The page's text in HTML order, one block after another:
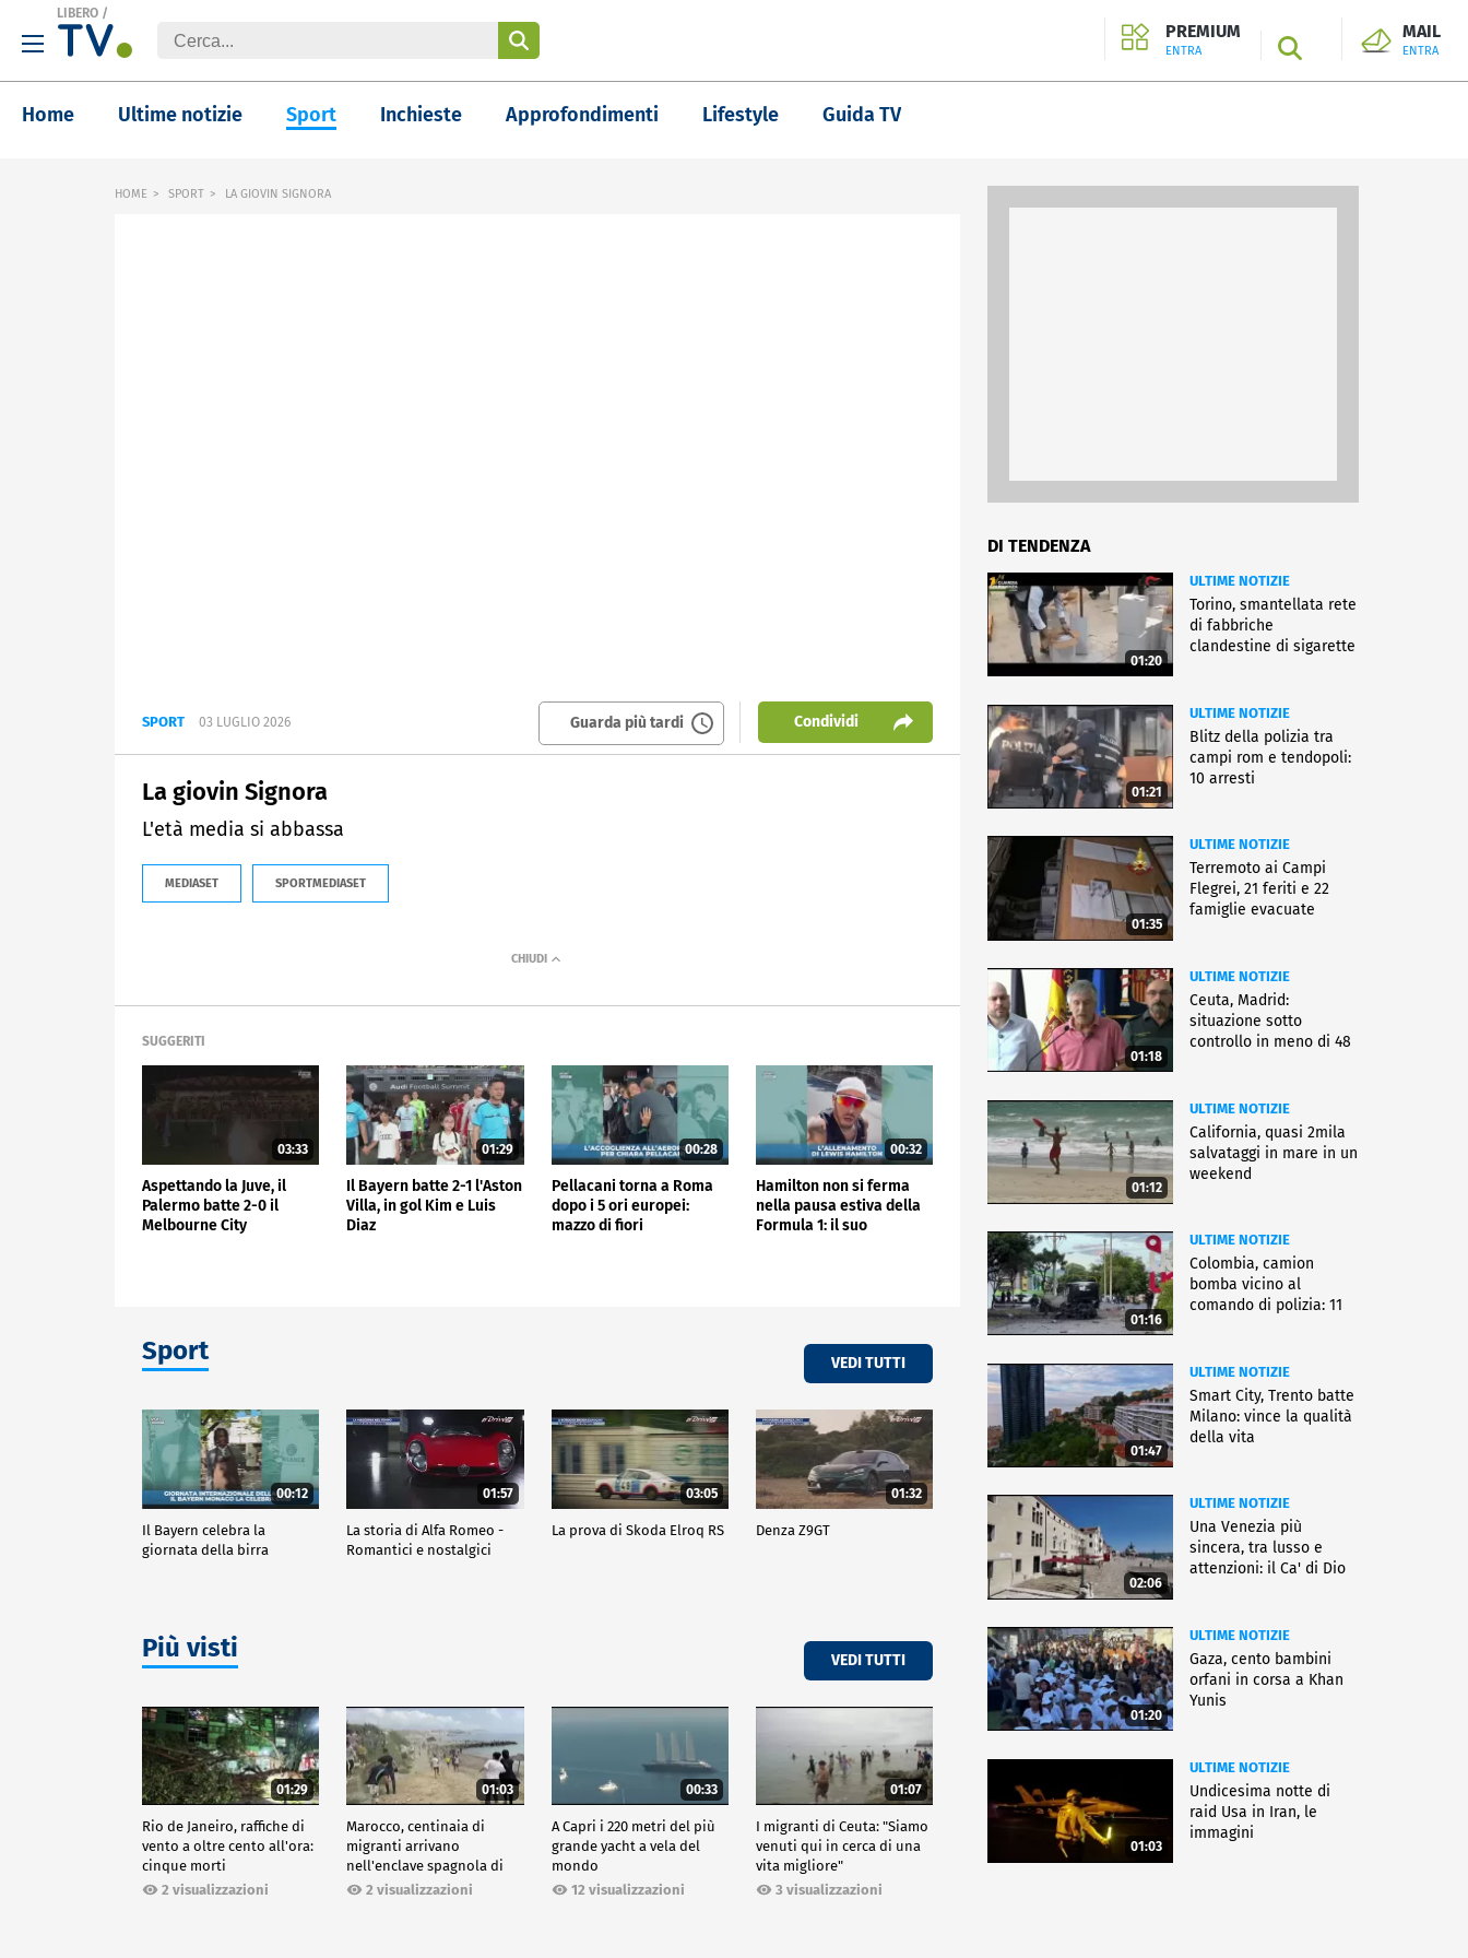
LIBERO /
PREMIUM
ENTRA SEARCH
MAIL
ENTRA
Home Ultime notizie Sport Inchieste Approfondimenti Lifestyle Guida TV
HOME SPORT LA GIOVIN SIGNORA
SPORT 03 LUGLIO 2026 Guarda più tardi Condividi
La giovin Signora
L'età media si abbassa
MEDIASET SPORTMEDIASET
SUGGERITI
03:33
Aspettando la Juve, il
Palermo batte 2-0 il
Melbourne City
01:29
Il Bayern batte 2-1 l'Aston
Villa, in gol Kim e Luis
Diaz
00:28
Pellacani torna a Roma
dopo i 5 ori europei:
mazzo di fiori
00:32
Hamilton non si ferma
nella pausa estiva della
Formula 1: il suo
Sport VEDI TUTTI
00:12
Il Bayern celebra la
giornata della birra
01:57
La storia di Alfa Romeo -
Romantici e nostalgici
03:05
La prova di Skoda Elroq RS
01:32
Denza Z9GT
Più visti VEDI TUTTI
01:29
Rio de Janeiro, raffiche di
vento a oltre cento all'ora:
cinque morti
2 visualizzazioni
01:03
Marocco, centinaia di
migranti arrivano
nell'enclave spagnola di
Ceuta2 visualizzazioni
00:33
A Capri i 220 metri del più
grande yacht a vela del
mondo
12 visualizzazioni
01:07
I migranti di Ceuta: "Siamo
venuti qui in cerca di una
vita migliore"
3 visualizzazioni
DI TENDENZA
01:20
ULTIME NOTIZIE
Torino, smantellata rete
di fabbriche
clandestine di sigarette
01:21
ULTIME NOTIZIE
Blitz della polizia tra
campi rom e tendopoli:
10 arresti
01:35
ULTIME NOTIZIE
Terremoto ai Campi
Flegrei, 21 feriti e 22
famiglie evacuate
01:18
ULTIME NOTIZIE
Ceuta, Madrid:
situazione sotto
controllo in meno di 48
01:12
ULTIME NOTIZIE
California, quasi 2mila
salvataggi in mare in un
weekend
01:16
ULTIME NOTIZIE
Colombia, camion
bomba vicino al
comando di polizia: 11
01:47
ULTIME NOTIZIE
Smart City, Trento batte
Milano: vince la qualità
della vita
02:06
ULTIME NOTIZIE
Una Venezia più
sincera, tra lusso e
attenzioni: il Ca' di Dio
01:20
ULTIME NOTIZIE
Gaza, cento bambini
orfani in corsa a Khan
Yunis
01:03
ULTIME NOTIZIE
Undicesima notte di
raid Usa in Iran, le
immagini